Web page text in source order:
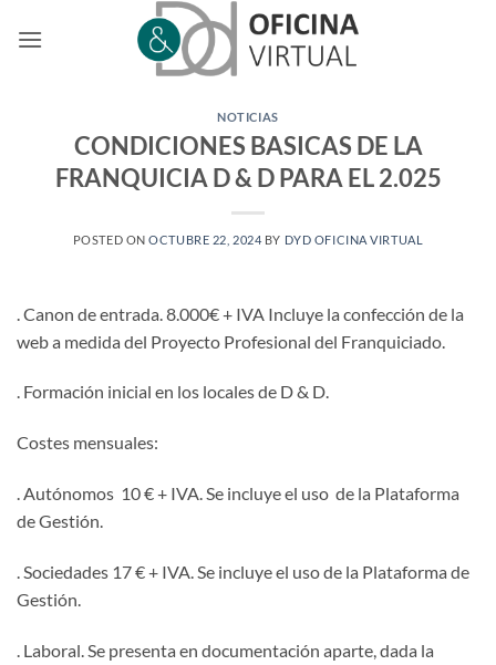
NOTICIAS
CONDICIONES BASICAS DE LA
FRANQUICIA D & D PARA EL 2.025
POSTED ONOCTUBRE 22, 2024 BY DYD OFICINA VIRTUAL
. Canon de entrada. 8.000€ + IVA Incluye la confección de la
web a medida del Proyecto Profesional del Franquiciado.
. Formación inicial en los locales de D & D.
Costes mensuales:
. Autónomos 10 € + IVA. Se incluye el uso de la Plataforma
de Gestión.
. Sociedades 17 € + IVA. Se incluye el uso de la Plataforma de
Gestión.
. Laboral. Se presenta en documentación aparte, dada la